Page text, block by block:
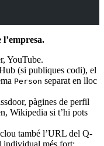
YouTube.
(si publiques codi), el
Person separat en lloc
pàgines de perfil
Wikipedia si t’hi pots
també l’URL del Q-